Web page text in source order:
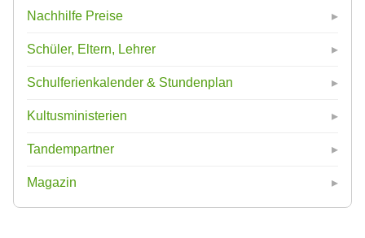
Nachhilfe Preise
Schüler, Eltern, Lehrer
Schulferienkalender & Stundenplan
Kultusministerien
Tandempartner
Magazin